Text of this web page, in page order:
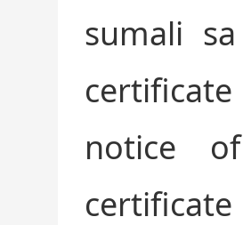
sumali
notice